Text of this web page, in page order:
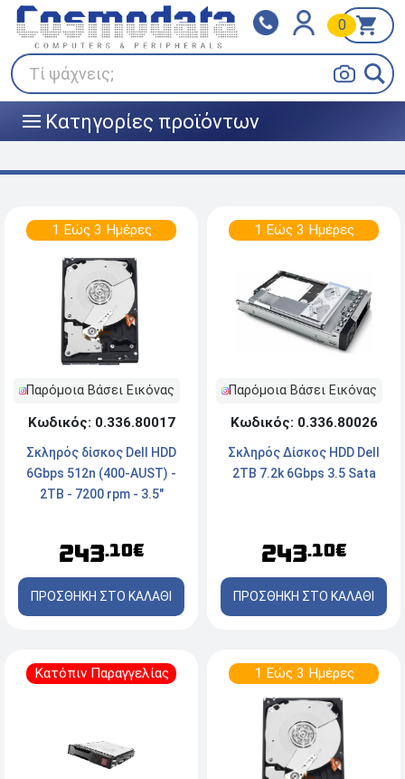
Τί ψάχνεις;
0
||| Κατηγορίες προϊόντων
Klarna
Πληρώστε σε 3
άτοκες δόσεις
BOX NOW
1 Εώς 3 Ημέρες
Παρόμοια Βάσει Εικόνας
Κωδικός: 0.336.80017
Σκληρός δίσκος Dell HDD
6Gbps 512n (400-AUST) -
2TB - 7200 rpm - 3.5"
243.10€
ΠΡΟΣΘΗΚΗ ΣΤΟ ΚΑΛΑΘΙ
1 Εώς 3 Ημέρες
Παρόμοια Βάσει Εικόνας
Κωδικός: 0.336.80026
Σκληρός Δίσκος HDD Dell
2TB 7.2k 6Gbps 3.5 Sata
243.10€
ΠΡΟΣΘΗΚΗ ΣΤΟ ΚΑΛΑΘΙ
Κατόπιν Παραγγελίας 1 Εώς 3 Ημέρες